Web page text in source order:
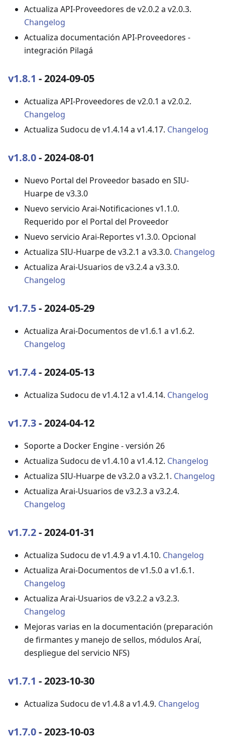
Actualiza API-Proveedores de v2.0.2 a v2.0.3.
Changelog
Actualiza documentación API-Proveedores -
integración Pilagá
v1.8.1 - 2024-09-05
Actualiza API-Proveedores de v2.0.1 a v2.0.2.
Changelog
Actualiza Sudocu de v1.4.14 a v1.4.17. Changelog
v1.8.0- 2024-08-01
Nuevo Portal del Proveedor basado en SIU-
Huarpe de v3.3.0
Nuevo servicio Arai-Notificaciones v1.1.0.
Requerido por el Portal del Proveedor
Nuevo servicio Arai-Reportes v1.3.0. Opcional
Actualiza SIU-Huarpe de v3.2.1 a v3.3.0. Changelog
Actualiza Arai-Usuarios de v3.2.4 a v3.3.0.
Changelog
v1.7.5- 2024-05-29
Actualiza Arai-Documentos de v1.6.1 a v1.6.2.
Changelog
v1.7.4- 2024-05-13
Actualiza Sudocu de v1.4.12 a v1.4.14. Changelog
v1.7.3- 2024-04-12
Soporte a Docker Engine - versión 26
Actualiza Sudocu de v1.4.10 a v1.4.12. Changelog
Actualiza SIU-Huarpe de v3.2.0 a v3.2.1. Changelog
Actualiza Arai-Usuarios de v3.2.3 a v3.2.4.
Changelog
v1.7.2- 2024-01-31
Actualiza Sudocu de v1.4.9 a v1.4.10. Changelog
Actualiza Arai-Documentos de v1.5.0 a v1.6.1.
Changelog
Actualiza Arai-Usuarios de v3.2.2 a v3.2.3.
Changelog
Mejoras varias en la documentación (preparación
de firmantes y manejo de sellos, módulos Araí,
despliegue del servicio NFS)
v1.7.1 - 2023-10-30
Actualiza Sudocu de v1.4.8 a v1.4.9. Changelog
v1.7.0- 2023-10-03